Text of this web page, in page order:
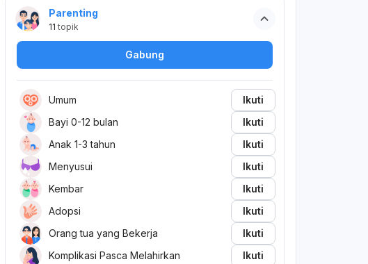
Parenting
11 topik
Gabung
Umum
Ikuti
Bayi 0-12 bulan
Ikuti
Anak 1-3 tahun
Ikuti
Menyusui
Ikuti
Kembar
Ikuti
Adopsi
Ikuti
Orang tua yang Bekerja
Ikuti
Komplikasi Pasca Melahirkan
Ikuti